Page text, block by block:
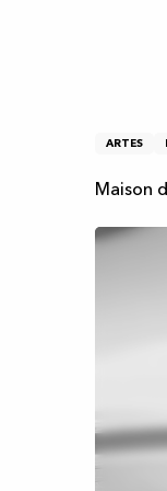
ARTES
Maison